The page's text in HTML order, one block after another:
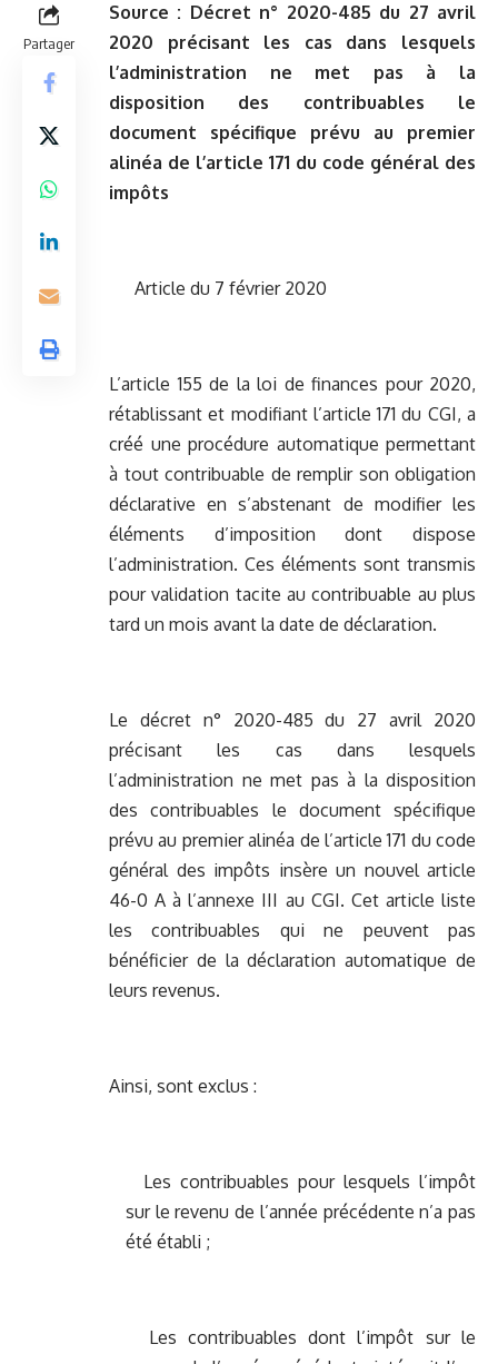
Partager
Source : Décret n° 2020-485 du 27 avril
2020 précisant les cas dans lesquels
l’administration ne met pas à la
disposition des contribuables le
document spécifique prévu au premier
alinéa de l’article 171 du code général des
impôts
Article du 7 février 2020
L’article 155 de la loi de finances pour 2020,
rétablissant et modifiant l’article 171 du CGI, a
créé une procédure automatique permettant
à tout contribuable de remplir son obligation
déclarative en s’abstenant de modifier les
éléments d’imposition dont dispose
l’administration. Ces éléments sont transmis
pour validation tacite au contribuable au plus
tard un mois avant la date de déclaration.
Le décret n° 2020-485 du 27 avril 2020
précisant les cas dans lesquels
l’administration ne met pas à la disposition
des contribuables le document spécifique
prévu au premier alinéa de l’article 171 du code
général des impôts insère un nouvel article
46-0 A à l’annexe III au CGI. Cet article liste
les contribuables qui ne peuvent pas
bénéficier de la déclaration automatique de
leurs revenus.
Ainsi, sont exclus :
Les contribuables pour lesquels l’impôt
sur le revenu de l’année précédente n’a pas
été établi ;
Les contribuables dont l’impôt sur le